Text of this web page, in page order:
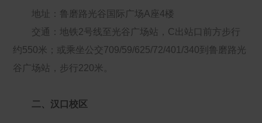
地址：鲁磨路光谷国际广场A座4楼
交通：地铁2号线至光谷广场站，C出站口前方步行
约550米；或乘坐公交709/59/625/72/401/340到鲁磨路光
谷广场站，步行220米。
二、汉口校区